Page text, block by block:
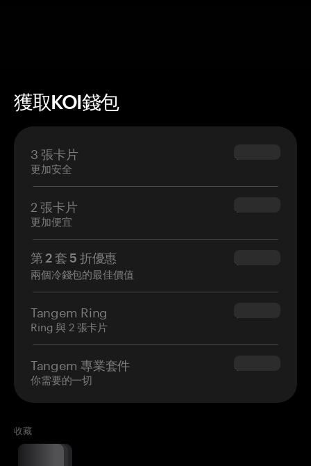
獲取KOI錢包
3 張卡片
更加安全
$69.90
2 張卡片
更加便宜
$54.90
第 2 套 5 折優惠
兩個冷錢包的最佳價值
$34.95
Tangem Ring
Ring 與 2 張卡片
$160.00
Tangem 專業套件
你需要的一切
$180.00
收藏